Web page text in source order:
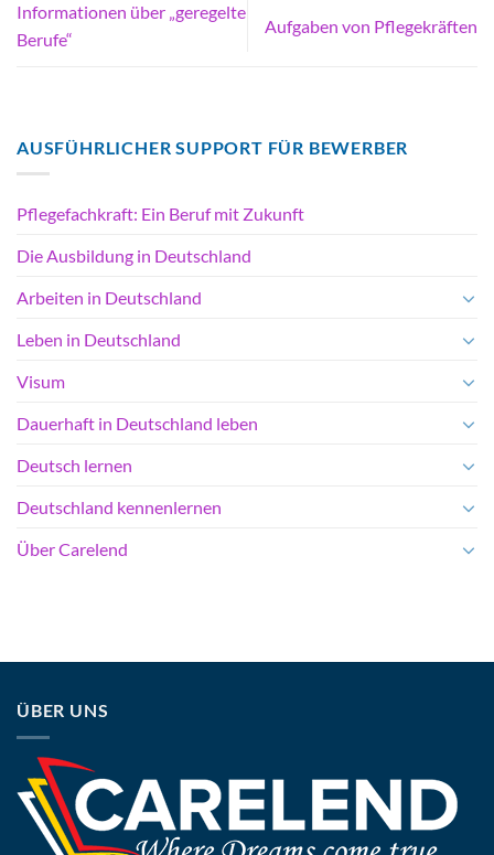
Informationen über „geregelte
Berufe“
Aufgaben von Pflegekräften
AUSFÜHRLICHER SUPPORT FÜR BEWERBER
Pflegefachkraft: Ein Beruf mit Zukunft
Die Ausbildung in Deutschland
Arbeiten in Deutschland
Leben in Deutschland
Visum
Dauerhaft in Deutschland leben
Deutsch lernen
Deutschland kennenlernen
Über Carelend
ÜBER UNS